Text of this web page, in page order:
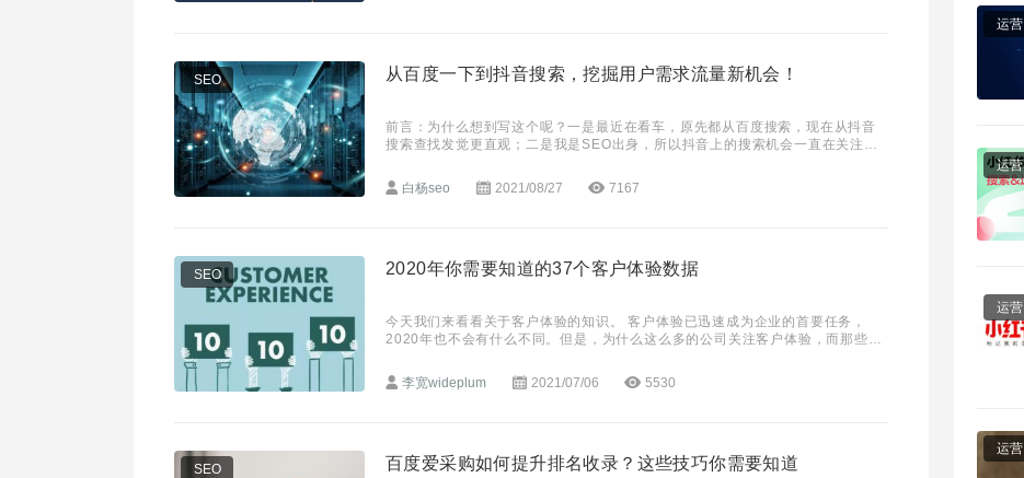
SEO 从百度一下到抖音搜索，挖掘用户需求流量新机会！
前言：为什么想到写这个呢？一是最近在看车，原先都从百度搜索，现在从抖音
搜索查找发觉更直观；二是我是SEO出身，所以抖音上的搜索机会一直在关注。
白杨seo
2021/08/27 7167
SEO 2020年你需要知道的37个客户体验数据
今天我们来看看关于客户体验的知识。 客户体验已迅速成为企业的首要任务，
2020年也不会有什么不同。但是，为什么这么多的公司关注客户体验，而那些选
李宽wideplum
2021/07/06 5530
SEO 百度爱采购如何提升排名收录？这些技巧你需要知道
运营
运营
运营
运营